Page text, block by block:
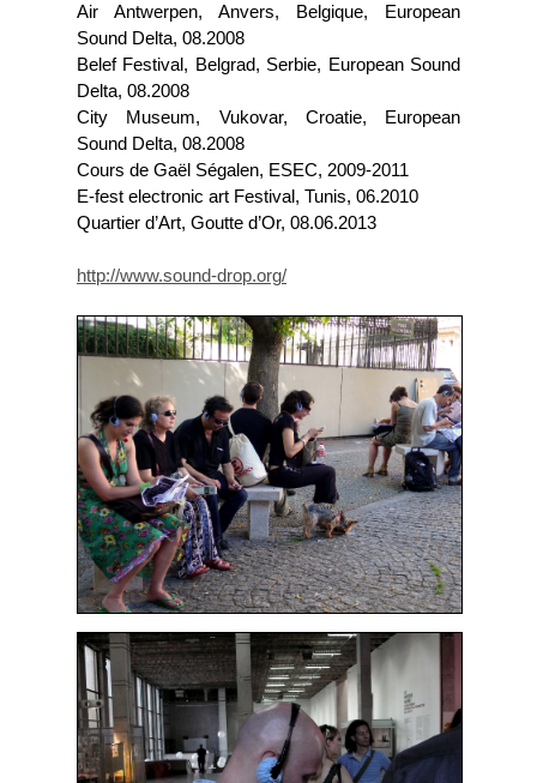
Air Antwerpen, Anvers, Belgique, European
Sound Delta, 08.2008
Belef Festival, Belgrad, Serbie, European Sound
Delta, 08.2008
City Museum, Vukovar, Croatie, European
Sound Delta, 08.2008
Cours de Gaël Ségalen, ESEC, 2009-2011
E-fest electronic art Festival, Tunis, 06.2010
Quartier d’Art, Goutte d’Or, 08.06.2013
http://www.sound-drop.org/